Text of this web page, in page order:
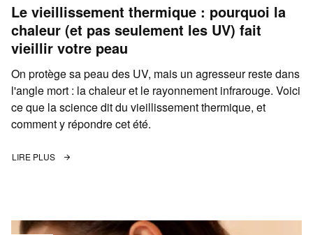
Le vieillissement thermique : pourquoi la
chaleur (et pas seulement les UV) fait
vieillir votre peau
On protège sa peau des UV, mais un agresseur reste dans
l'angle mort : la chaleur et le rayonnement infrarouge. Voici
ce que la science dit du vieillissement thermique, et
comment y répondre cet été.
LIRE PLUS